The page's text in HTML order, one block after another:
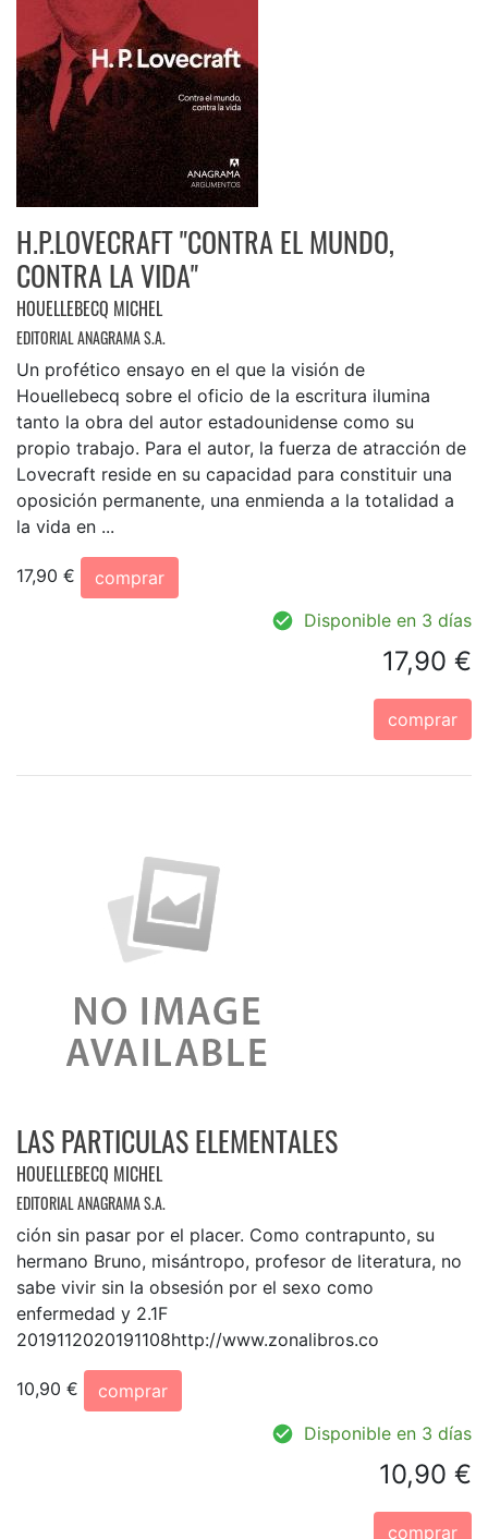
H.P.LOVECRAFT "CONTRA EL MUNDO,
CONTRA LA VIDA"
HOUELLEBECQ MICHEL
EDITORIAL ANAGRAMA S.A.
Un profético ensayo en el que la visión de
Houellebecq sobre el oficio de la escritura ilumina
tanto la obra del autor estadounidense como su
propio trabajo. Para el autor, la fuerza de atracción de
Lovecraft reside en su capacidad para constituir una
oposición permanente, una enmienda a la totalidad a
la vida en ...
17,90 €
comprar
Disponible en 3 días
17,90 €
comprar
LAS PARTICULAS ELEMENTALES
HOUELLEBECQ MICHEL
EDITORIAL ANAGRAMA S.A.
ción sin pasar por el placer. Como contrapunto, su
hermano Bruno, misántropo, profesor de literatura, no
sabe vivir sin la obsesión por el sexo como
enfermedad y 2.1F
2019112020191108http://www.zonalibros.co
10,90 €
comprar
Disponible en 3 días
10,90 €
comprar